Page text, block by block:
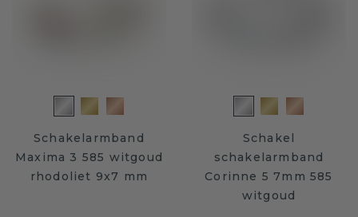
Schakelarmband
Maxima 3 585 witgoud
rhodoliet 9x7 mm
Schakel
schakelarmband
Corinne 5 7mm 585
witgoud